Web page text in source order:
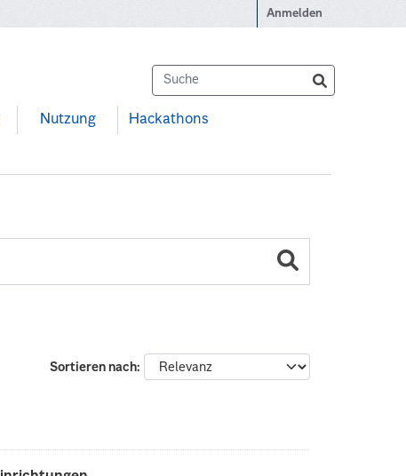
Anmelden
Nutzung Hackathons
Sortieren nach